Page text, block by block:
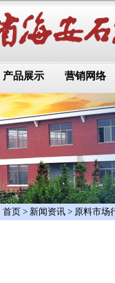
产品展示 营销网络
首页 > 新闻资讯 > 原料市场